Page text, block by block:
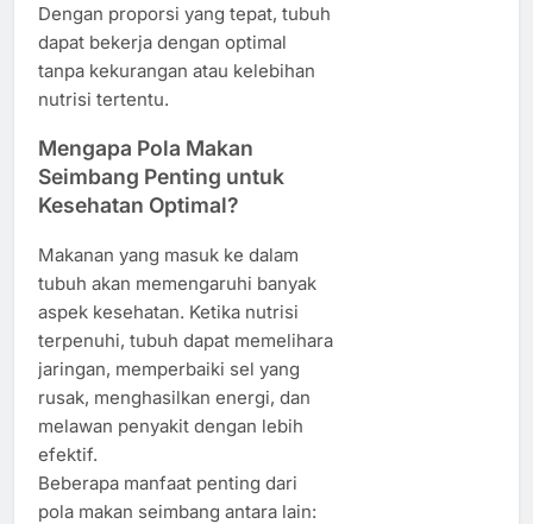
Dengan proporsi yang tepat, tubuh
dapat bekerja dengan optimal
tanpa kekurangan atau kelebihan
nutrisi tertentu.
Mengapa Pola Makan
Seimbang Penting untuk
Kesehatan Optimal?
Makanan yang masuk ke dalam
tubuh akan memengaruhi banyak
aspek kesehatan. Ketika nutrisi
terpenuhi, tubuh dapat memelihara
jaringan, memperbaiki sel yang
rusak, menghasilkan energi, dan
melawan penyakit dengan lebih
efektif.
Beberapa manfaat penting dari
pola makan seimbang antara lain: